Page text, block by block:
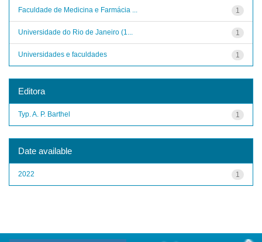
1
Faculdade de Medicina e Farmácia ...
1
Universidade do Rio de Janeiro (1...
1
Universidades e faculdades
Editora
1
Typ. A. P. Barthel
Date available
1
2022